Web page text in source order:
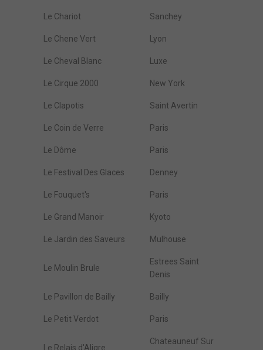
Le Chariot Sanchey
Le Chene Vert Lyon
Le Cheval Blanc Luxe
Le Cirque 2000 New York
Le Clapotis Saint Avertin
Le Coin de Verre Paris
Le Dôme Paris
Le Festival Des Glaces Denney
Le Fouquet's Paris
Le Grand Manoir Kyoto
Le Jardin des Saveurs Mulhouse
Le Moulin Brule
Estrees Saint
Denis
Le Pavillon de Bailly Bailly
Le Petit Verdot Paris
Le Relais d'Aligre
Chateauneuf Sur